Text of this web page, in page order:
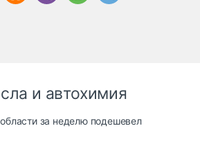
и автохимия
за неделю подешевел